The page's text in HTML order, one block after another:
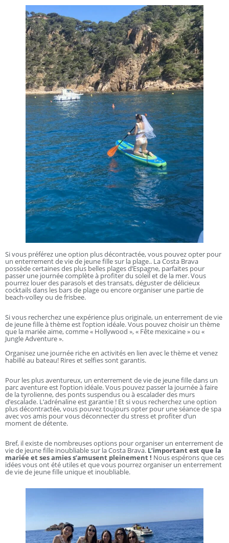
Si vous préférez une option plus décontractée, vous pouvez opter pour
un enterrement de vie de jeune fille sur la plage.. La Costa Brava
possède certaines des plus belles plages d’Espagne, parfaites pour
passer une journée complète à profiter du soleil et de la mer. Vous
pourrez louer des parasols et des transats, déguster de délicieux
cocktails dans les bars de plage ou encore organiser une partie de
beach-volley ou de frisbee.
Si vous recherchez une expérience plus originale, un enterrement de vie
de jeune fille à thème est l’option idéale. Vous pouvez choisir un thème
que la mariée aime, comme « Hollywood », « Fête mexicaine » ou «
Jungle Adventure ».
Organisez une journée riche en activités en lien avec le thème et venez
habillé au bateau! Rires et selfies sont garantis.
Pour les plus aventureux, un enterrement de vie de jeune fille dans un
parc aventure est l’option idéale. Vous pouvez passer la journée à faire
de la tyrolienne, des ponts suspendus ou à escalader des murs
d’escalade. L’adrénaline est garantie ! Et si vous recherchez une option
plus décontractée, vous pouvez toujours opter pour une séance de spa
avec vos amis pour vous déconnecter du stress et profiter d’un
moment de détente.
Bref, il existe de nombreuses options pour organiser un enterrement de
vie de jeune fille inoubliable sur la Costa Brava. L’important est que la
mariée et ses amies s’amusent pleinement ! Nous espérons que ces
idées vous ont été utiles et que vous pourrez organiser un enterrement
de vie de jeune fille unique et inoubliable.